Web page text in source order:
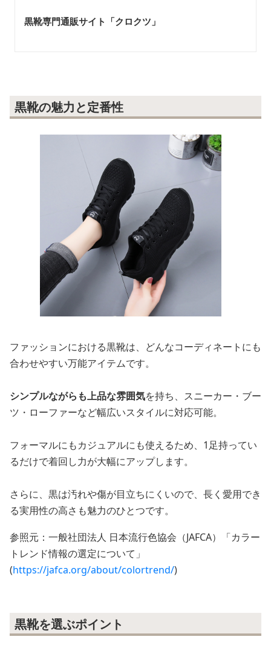
黒靴専門通販サイト「クロクツ 」
黒靴の魅力と定番性
ファッションにおける黒靴は、どんなコーディネートにも
合わせやすい万能アイテムです。
シンプルながらも上品な雰囲気を持ち、スニーカー・ブー
ツ・ローファーなど幅広いスタイルに対応可能。
フォーマルにもカジュアルにも使えるため、1足持ってい
るだけで着回し力が大幅にアップします。
さらに、黒は汚れや傷が目立ちにくいので、長く愛用でき
る実用性の高さも魅力のひとつです。
参照元：一般社団法人 日本流行色協会（JAFCA）「カラー
トレンド情報の選定について」
(https://jafca.org/about/colortrend/)
黒靴を選ぶポイント